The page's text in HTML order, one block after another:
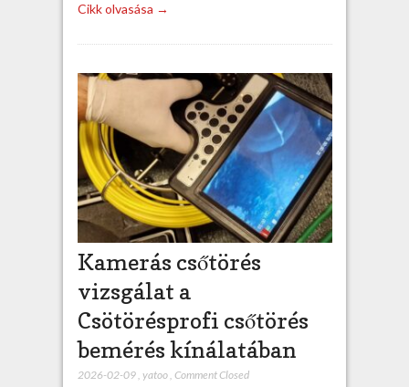
Cikk olvasása →
Kamerás csőtörés
vizsgálat a
Csötörésprofi csőtörés
bemérés kínálatában
2026-02-09, yatoo, Comment Closed